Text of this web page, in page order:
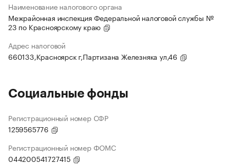
Наименование налогового органа
Межрайонная инспекция Федеральной налоговой службы №
23 по Красноярскому краю
Адрес налоговой
660133,Красноярск г,Партизана Железняка ул,46
Социальные фонды
Регистрационный номер СФР
1259565776
Регистрационный номер ФОМС
044200541727415